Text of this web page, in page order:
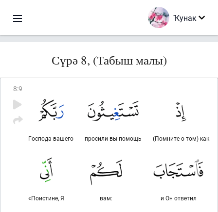
Ҡунак
Сүрә 8, (Табыш малы)
8:9
(Помните о том) как
просили вы помощь
Господа вашего
и Он ответил
вам:
«Поистине, Я